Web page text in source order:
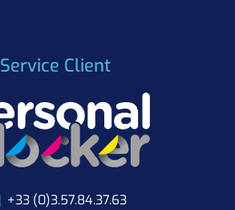
Service Client
+33 (0)3.57.84.37.63